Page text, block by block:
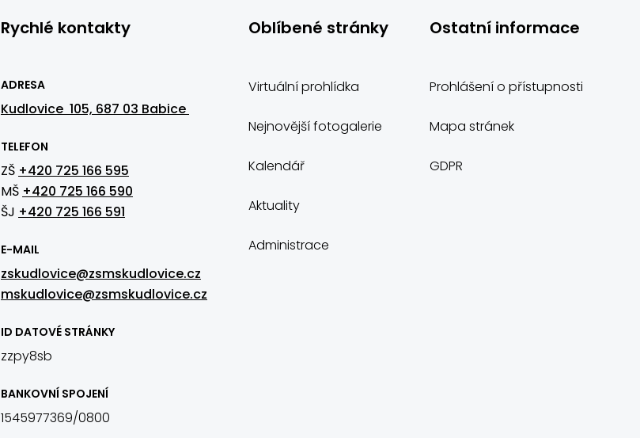
Rychlé kontakty
ADRESA
Kudlovice 105, 687 03 Babice
TELEFON
ZŠ +420 725 166 595
MŠ +420 725 166 590
ŠJ +420 725 166 591
E-MAIL
zskudlovice@zsmskudlovice.cz
mskudlovice@zsmskudlovice.cz
ID DATOVÉ STRÁNKY
zzpy8sb
BANKOVNÍ SPOJENÍ
1545977369/0800
Oblíbené stránky
Virtuální prohlídka
Nejnovější fotogalerie
Kalendář
Aktuality
Administrace
Ostatní informace
Prohlášení o přístupnosti
Mapa stránek
GDPR